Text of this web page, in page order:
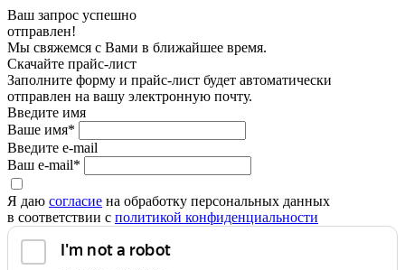
Ваш запрос успешно
отправлен!
Мы свяжемся с Вами в ближайшее время.
Скачайте прайс-лист
Заполните форму и прайс-лист будет автоматически
отправлен на вашу электронную почту.
Введите имя
Ваше имя*
Введите e-mail
Ваш e-mail*
Я даю согласие на обработку персональных данных
в соответствии с политикой конфиденциальности